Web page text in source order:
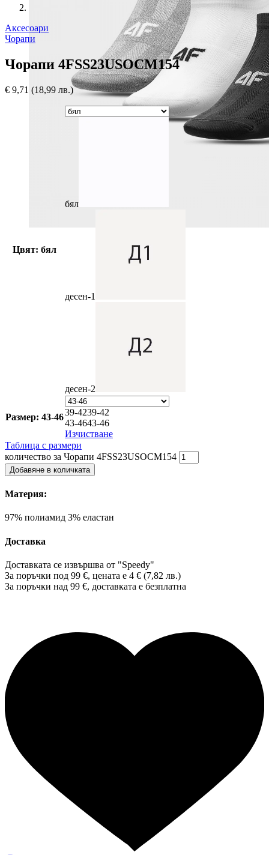
Аксесоари
Чорапи
Чорапи 4FSS23USOCM154
€ 9,71 (18,99 лв.)
Цвят: бял
бял
десен-1
десен-2
Размер: 43-4639-4239-42
43-4643-46
Изчистване
Таблица с размери
количество за Чорапи 4FSS23USOCM154
Добавяне в количката
Материя:
97% полиамид 3% еластан
Доставка
Доставката се извършва от "Speedy"
За поръчки под 99 €, цената е 4 € (7,82 лв.)
За поръчки над 99 €, доставката е безплатна